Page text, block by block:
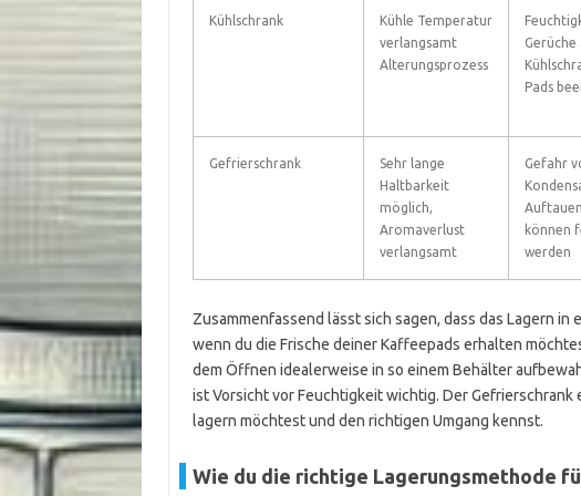
Kühlschrank
Kühle Temperatur
verlangsamt
Alterungsprozess
Gerüche
Pads
Gefrierschrank
Sehr lange
Haltbarkeit
möglich,
Aromaverlust
verlangsamt
Gefahr
können
werden
Zusammenfassend lässt sich sagen, dass das Lagern
wenn du die Frische deiner Kaffeepads erhalten
dem Öffnen idealerweise in so einem Behälter
ist Vorsicht vor Feuchtigkeit wichtig. Der
lagern möchtest und den richtigen Umgang kennst.
Wie du die richtige Lagerungsmethode